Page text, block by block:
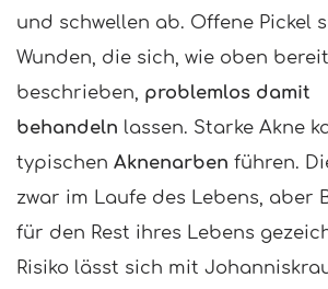
und schwellen ab. Offene Pickel
Wunden, die sich, wie oben
beschrieben, problemlos damit
behandeln lassen. Starke Akne
typischen Aknenarben führen.
zwar im Laufe des Lebens, aber
für den Rest ihres Lebens
Risiko lässt sich mit